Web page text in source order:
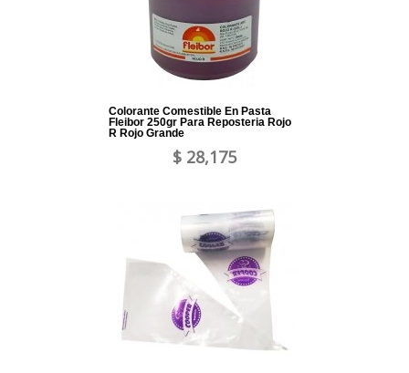
Colorante Comestible En Pasta
Fleibor 250gr Para Reposteria Rojo
R Rojo Grande
$ 28,175